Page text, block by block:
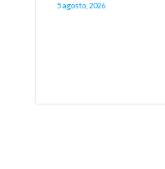
5 agosto, 2026